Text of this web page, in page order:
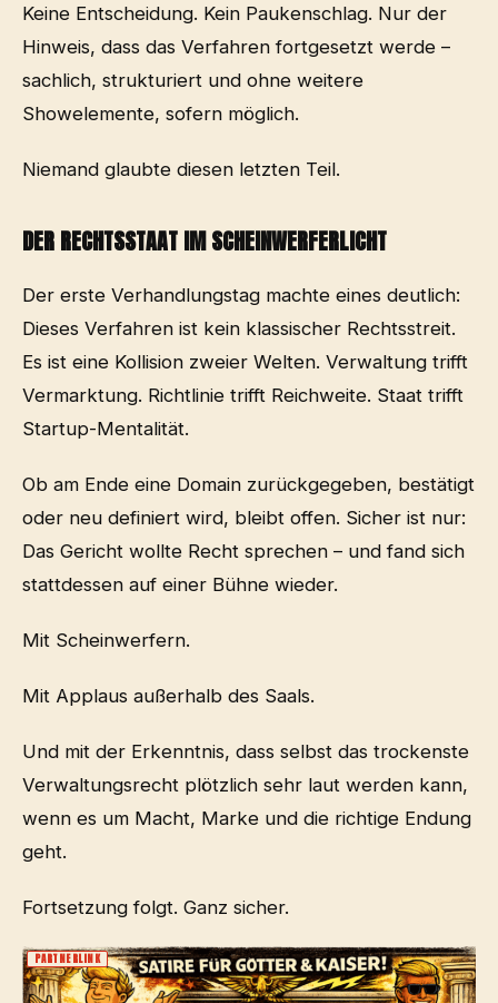
Keine Entscheidung. Kein Paukenschlag. Nur der
Hinweis, dass das Verfahren fortgesetzt werde –
sachlich, strukturiert und ohne weitere
Showelemente, sofern möglich.
Niemand glaubte diesen letzten Teil.
DER RECHTSSTAAT IM SCHEINWERFERLICHT
Der erste Verhandlungstag machte eines deutlich:
Dieses Verfahren ist kein klassischer Rechtsstreit.
Es ist eine Kollision zweier Welten. Verwaltung trifft
Vermarktung. Richtlinie trifft Reichweite. Staat trifft
Startup-Mentalität.
Ob am Ende eine Domain zurückgegeben, bestätigt
oder neu definiert wird, bleibt offen. Sicher ist nur:
Das Gericht wollte Recht sprechen – und fand sich
stattdessen auf einer Bühne wieder.
Mit Scheinwerfern.
Mit Applaus außerhalb des Saals.
Und mit der Erkenntnis, dass selbst das trockenste
Verwaltungsrecht plötzlich sehr laut werden kann,
wenn es um Macht, Marke und die richtige Endung
geht.
Fortsetzung folgt. Ganz sicher.
PARTNERLINK